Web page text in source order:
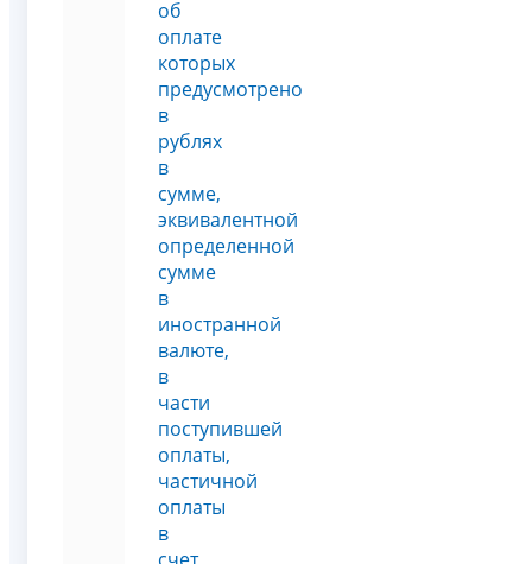
об
оплате
которых
предусмотрено
в
рублях
в
сумме,
эквивалентной
определенной
сумме
в
иностранной
валюте,
в
части
поступившей
оплаты,
частичной
оплаты
в
счет